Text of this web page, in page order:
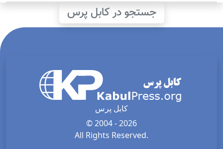
جستجو در کابل پرس
کابل پرس
© 2004 - 2026
All Rights Reserved.